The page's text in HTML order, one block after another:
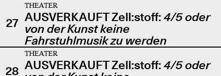
27
THEATER
AUSVERKAUFT Zell:stoff: 4/5 oder
von der Kunst keine
Fahrstuhlmusik zu werden
28
THEATER
AUSVERKAUFT Zell:stoff: 4/5 oder